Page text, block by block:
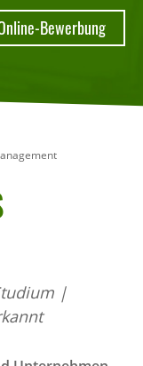
Bewerbung
|